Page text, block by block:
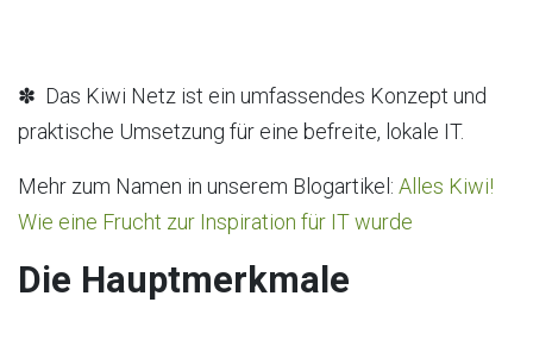
✽ Das Kiwi Netz ist ein umfassendes Konzept und
praktische Umsetzung für eine befreite, lokale IT.
Mehr zum Namen in unserem Blogartikel: Alles Kiwi!
Wie eine Frucht zur Inspiration für IT wurde
Die Hauptmerkmale